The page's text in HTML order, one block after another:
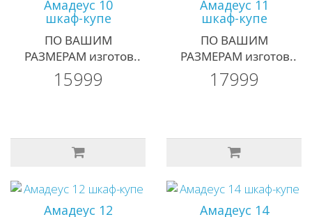
Амадеус 10
шкаф-купе
ПО ВАШИМ
РАЗМЕРАМ изготов..
15999
Амадеус 11
шкаф-купе
ПО ВАШИМ
РАЗМЕРАМ изготов..
17999
Амадеус 12 Амадеус 14